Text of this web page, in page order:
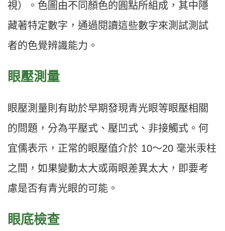
視）。色圖由不同顏色的圓點所組成，其中隱
藏著特定數字，通過閱讀這些數字來測試測試
者的色覺辨識能力。
眼壓測量
眼壓測量則有助於早期發現青光眼等眼壓相關
的問題，分為平壓式、壓凹式、非接觸式。何
宜儒表示，正常的眼壓值介於 10〜20 毫米汞柱
之間，如果變動太大或兩眼差異太大，即要考
慮是否有青光眼的可能。
眼底檢查